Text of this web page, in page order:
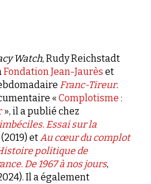
Watch, Rudy Reichstadt
Fondation Jean-Jaurès et
Franc-Tireur.
« Complotisme :
», il a publié chez
Essai sur la
(2019) etAu cœur du complot
politique de
De 1967 à nos jours,
Il a également